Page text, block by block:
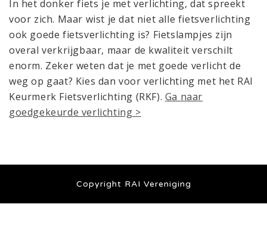
In het donker fiets je met verlichting, dat spreekt
voor zich. Maar wist je dat niet alle fietsverlichting
ook goede fietsverlichting is? Fietslampjes zijn
overal verkrijgbaar, maar de kwaliteit verschilt
enorm. Zeker weten dat je met goede verlicht de
weg op gaat? Kies dan voor verlichting met het RAI
Keurmerk Fietsverlichting (RKF). Ga naar
goedgekeurde verlichting >
Copyright RAI Vereniging